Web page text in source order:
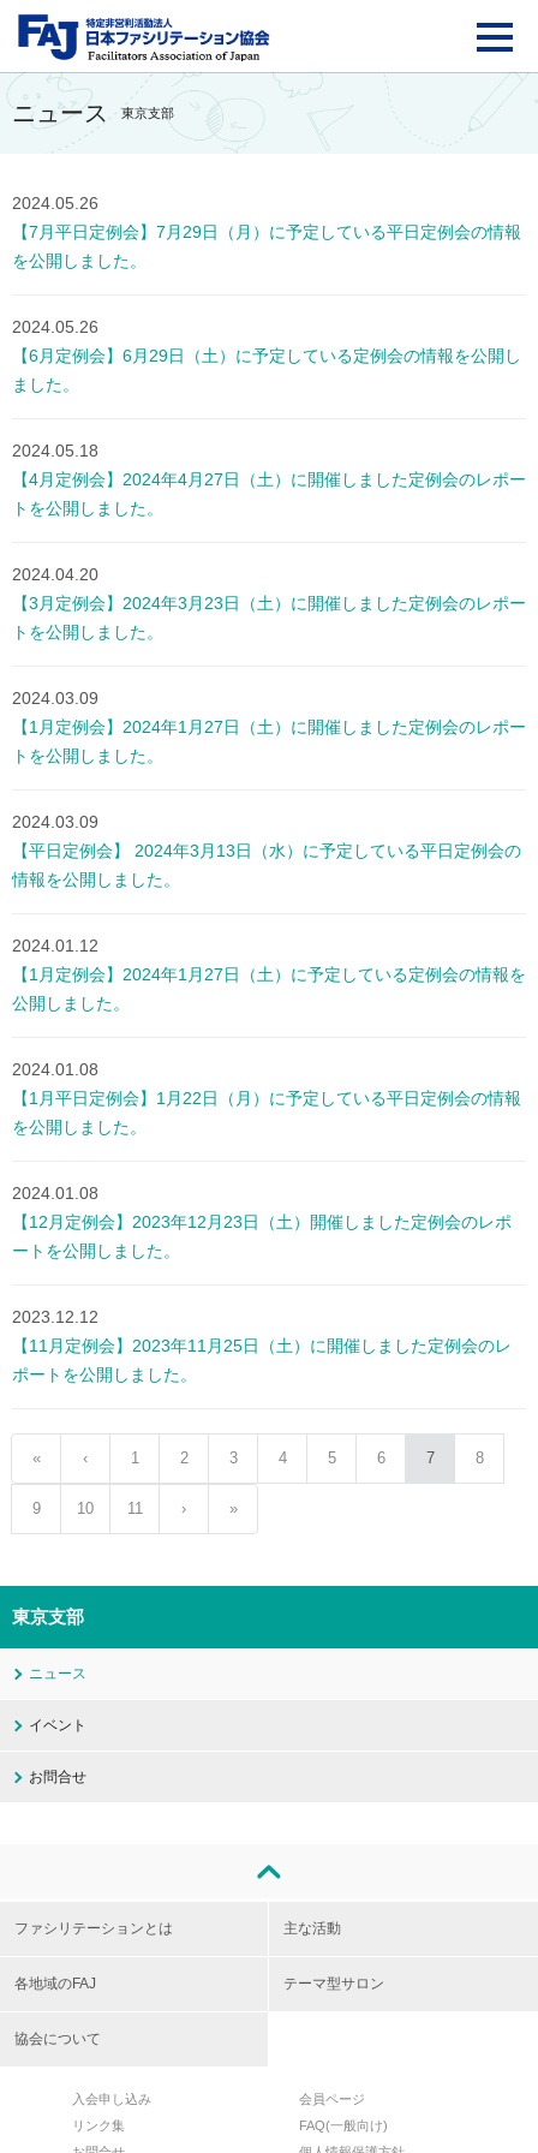
FAJ：特定非営利活動
ニュース 東京支部
2024.05.26
【7月平日定例会】7月29日（月）に予定している平日定例会の情報
を公開しました。
2024.05.26
【6月定例会】6月29日（土）に予定している定例会の情報を公開し
ました。
2024.05.18
【4月定例会】2024年4月27日（土）に開催しました定例会のレポー
トを公開しました。
2024.04.20
【3月定例会】2024年3月23日（土）に開催しました定例会のレポー
トを公開しました。
2024.03.09
【1月定例会】2024年1月27日（土）に開催しました定例会のレポー
トを公開しました。
2024.03.09
【平日定例会】 2024年3月13日（水）に予定している平日定例会の
情報を公開しました。
2024.01.12
【1月定例会】2024年1月27日（土）に予定している定例会の情報を
公開しました。
2024.01.08
【1月平日定例会】1月22日（月）に予定している平日定例会の情報
を公開しました。
2024.01.08
【12月定例会】2023年12月23日（土）開催しました定例会のレポ
ートを公開しました。
2023.12.12
【11月定例会】2023年11月25日（土）に開催しました定例会のレ
ポートを公開しました。
« ‹ 1 2 3 4 5 6 7 8
9 10 11 › »
東京支部
ニュース
イベント
お問合せ
ファシリテーションとは 主な活動
各地域のFAJ テーマ型サロン
協会について
入会申し込み
会員ページ
リンク集
FAQ(一般向け)